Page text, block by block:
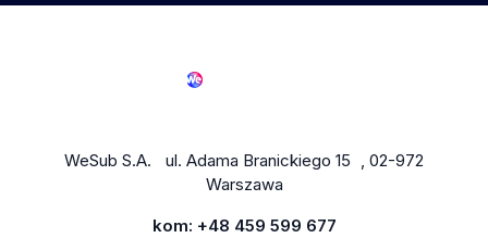
WeSub S.A. ul. Adama Branickiego 15 , 02-972
Warszawa
kom: +48 459 599 677